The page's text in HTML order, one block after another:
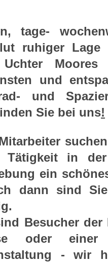
tage-
ruhiger Lage
und
und
Sie bei uns!
Tätigkeit in der
ein
dann sind
Besucher der
oder einer
- wir